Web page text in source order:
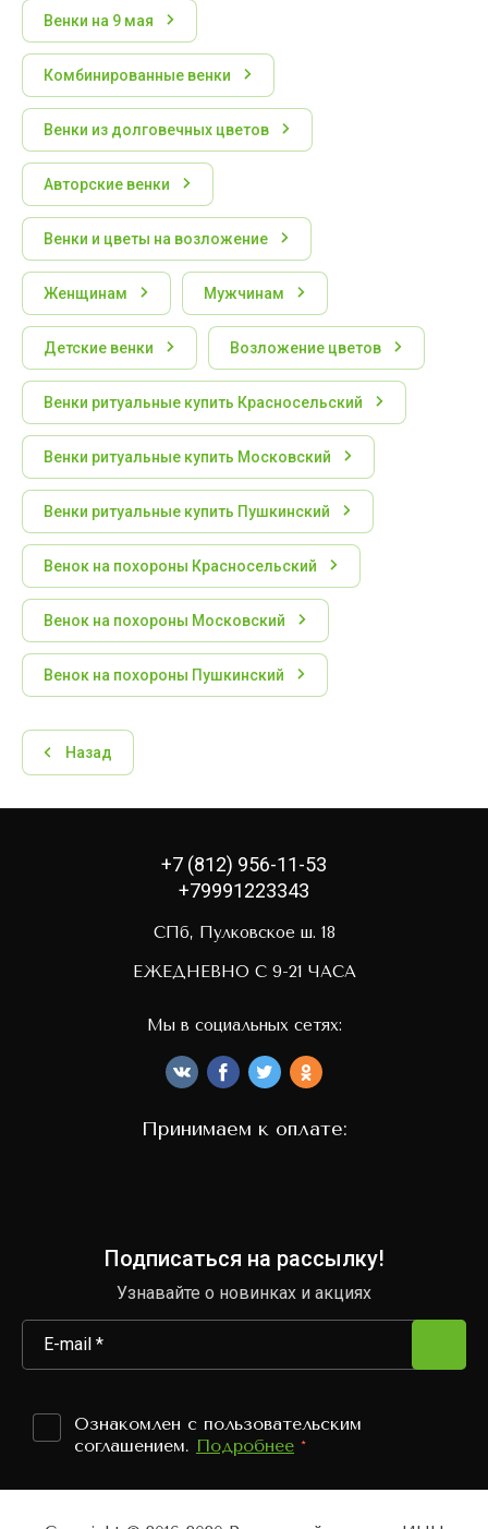
Венки на 9 мая
Комбинированные венки
Венки из долговечных цветов
Авторские венки
Венки и цветы на возложение
Женщинам Мужчинам
Детские венки Возложение цветов
Венки ритуальные купить Красносельский
Венки ритуальные купить Московский
Венки ритуальные купить Пушкинский
Венок на похороны Красносельский
Венок на похороны Московский
Венок на похороны Пушкинский
Назад
+7 (812) 956-11-53
+79991223343
СПб, Пулковское ш. 18
ЕЖЕДНЕВНО С 9-21 ЧАСА
Принимаем к оплате:
Подписаться на рассылку!
Узнавайте о новинках и акциях
Ознакомлен с пользовательским
соглашением. Подробнее *
Мы в социальных сетях: